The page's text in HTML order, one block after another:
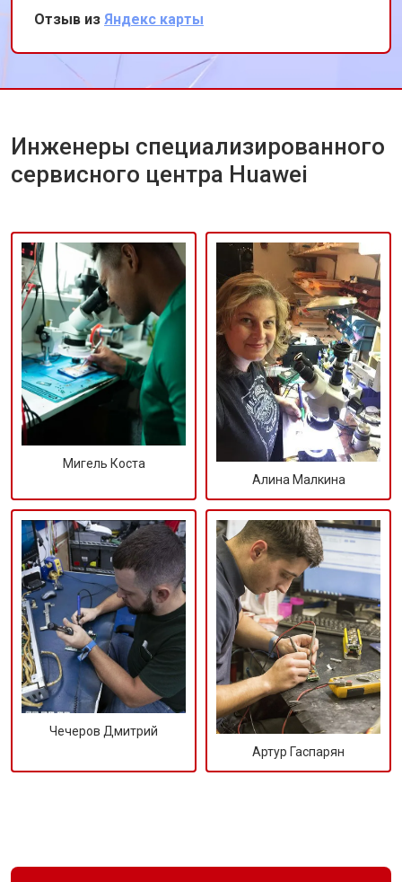
использование оригинальных запчастей,
благодаря чему телефон работает как новый.
Рекомендую этот сервис всем владельцам
техники Huawei.
Отзыв из Яндекс карты
Инженеры специализированного
сервисного центра Huawei
Мигель Коста
Алина Малкина
Чечеров Дмитрий
Артур Гаспарян